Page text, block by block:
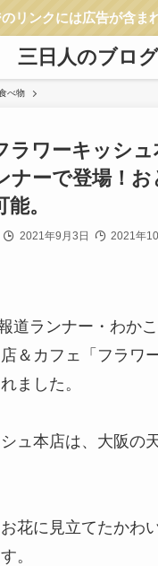
リンクには広告が含ま
三日人のブログ
べ物
ラワーキッシ
ナーで登場！
能。
2021年9月3日 2021年
道ランナー・わかこ
＆カフェ「フラワ
ました。
ュ本店は、大阪の
花に見立てたかわ
。